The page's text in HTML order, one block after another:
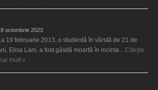
octombrie 2023
19 februarie 2013, o studentă în vârstă de 21 de
Elisa Lam, a fost găsită moartă în incinta…Citeşte
mult »